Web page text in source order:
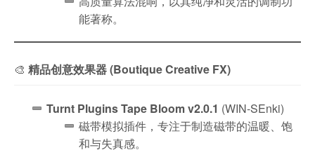
能著称。
🎨 精品创意效果器 (Boutique Creative FX)
Turnt Plugins Tape Bloom v2.0.1 (WIN-SEnki)
磁带模拟插件，专注于制造磁带的温暖、饱
和与失真感。